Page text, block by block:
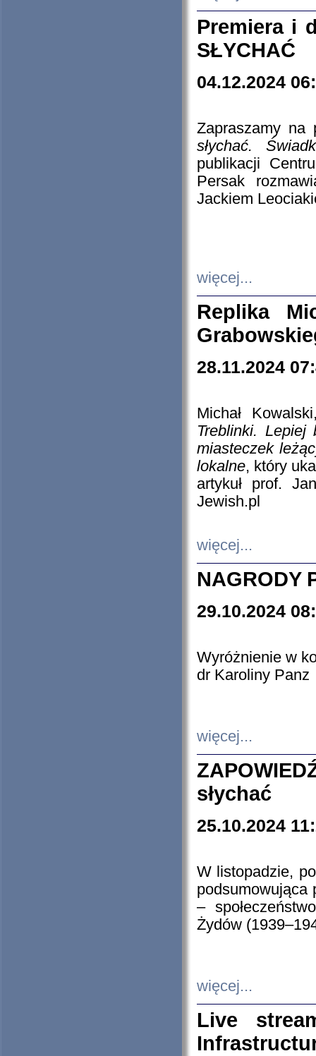
Premiera i
SŁYCHAĆ
04.12.2024
Zapraszamy
słychać.
publikacji
Persak
Jackiem
więcej...
Replika
28.11.2024
Michał
Treblinki. Lepiej
miasteczek
lokalne, który
artykuł prof.
Jewish.pl
więcej...
NAGRODY
29.10.2024
Wyróżnienie w
dr Karoliny Panz
więcej...
słychać
25.10.2024
W listopadzie,
podsumowująca
–
Żydów
więcej...
Live